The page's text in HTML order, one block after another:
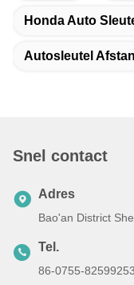
Honda Auto
Autosleutel
Snel contact
Adres
Bao'an District
Tel.
86-0755-82599253